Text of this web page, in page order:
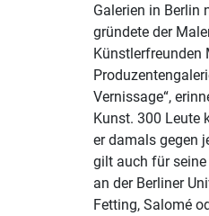
Galerien in Berlin
gründete der
Künstlerfreunden
Vernissage“,
Kunst. 300 Leute
er damals gegen
gilt auch für
an der Berliner
Fetting, Salomé